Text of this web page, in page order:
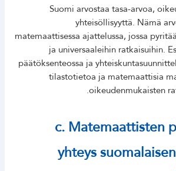
Suomi arvostaa tasa-arvoa,
yhteisöllisyyttä. Nämä
matemaattisessa ajattelussa, jossa
ja universaaleihin ratkaisuihin.
päätöksenteossa ja
tilastotietoa ja matemaattisia
oikeudenmukaisten
c. Matemaattisten
yhteys